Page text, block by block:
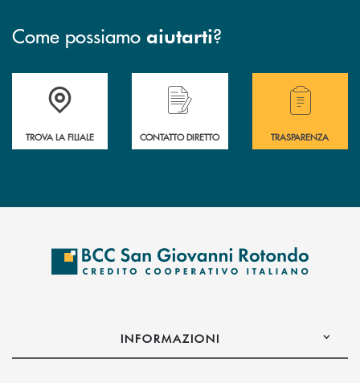
Come possiamo aiutarti?
Accedi all' elenco completo delle filiali della BCC San Giovanni
TROVA LA FILIALE
Hai bisogno di assistenza immediata?
CONTATTO DIRETTO
Hai bisogno di
TRASPARENZA
INFORMAZIONI